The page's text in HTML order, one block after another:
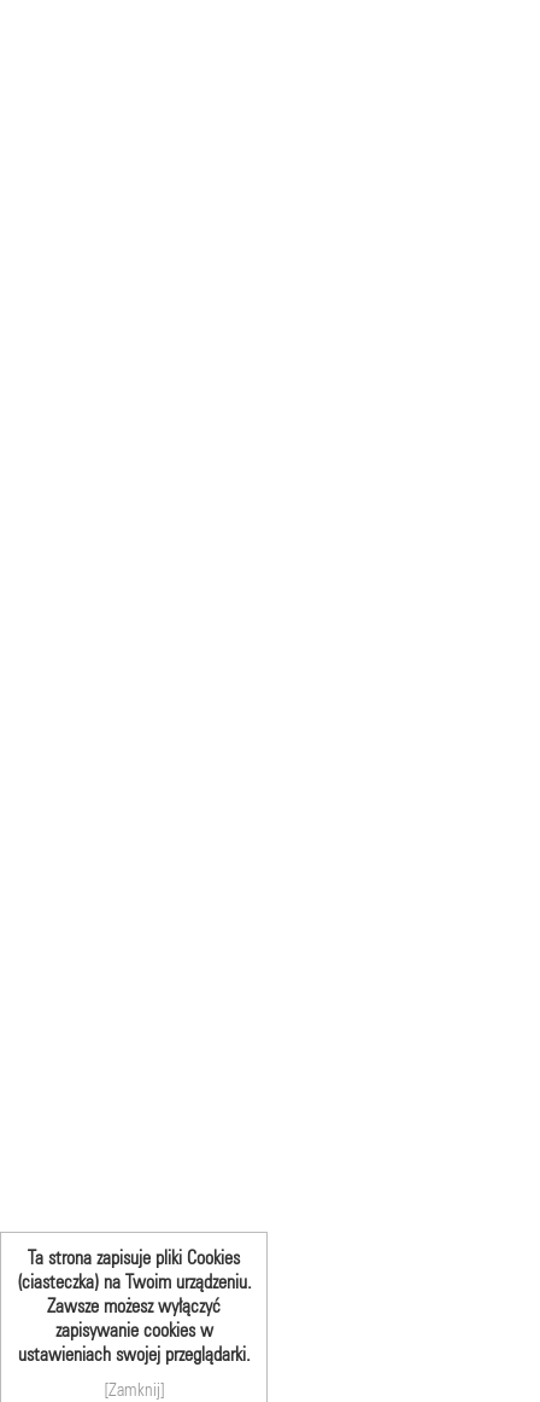
Ta strona zapisuje pliki Cookies
(ciasteczka) na Twoim urządzeniu.
Zawsze możesz wyłączyć
zapisywanie cookies w
ustawieniach swojej przeglądarki.
[Zamknij]